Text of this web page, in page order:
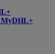
MyDHL+